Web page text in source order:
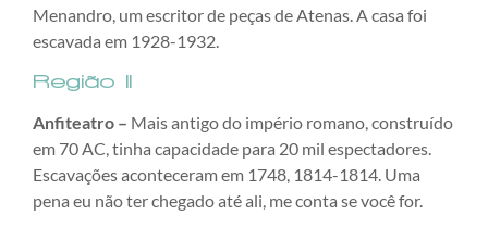
Menandro, um escritor de peças de Atenas. A casa foi
escavada em 1928-1932.
Região II
Anfiteatro – Mais antigo do império romano, construído
em 70 AC, tinha capacidade para 20 mil espectadores.
Escavações aconteceram em 1748, 1814-1814. Uma
pena eu não ter chegado até ali, me conta se você for.